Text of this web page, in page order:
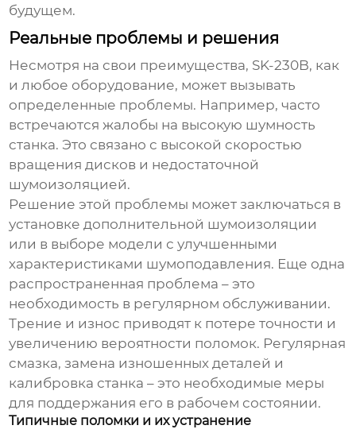
будущем.
Реальные проблемы и решения
Несмотря на свои преимущества, SK-230B, как
и любое оборудование, может вызывать
определенные проблемы. Например, часто
встречаются жалобы на высокую шумность
станка. Это связано с высокой скоростью
вращения дисков и недостаточной
шумоизоляцией.
Решение этой проблемы может заключаться в
установке дополнительной шумоизоляции
или в выборе модели с улучшенными
характеристиками шумоподавления. Еще одна
распространенная проблема – это
необходимость в регулярном обслуживании.
Трение и износ приводят к потере точности и
увеличению вероятности поломок. Регулярная
смазка, замена изношенных деталей и
калибровка станка – это необходимые меры
для поддержания его в рабочем состоянии.
Типичные поломки и их устранение